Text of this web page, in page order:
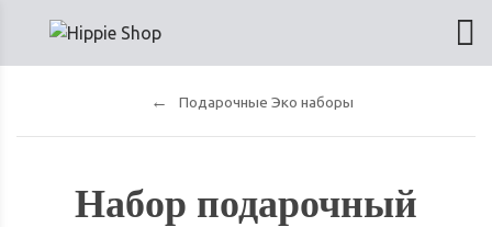
Подарочные Эко наборы
Набор подарочный